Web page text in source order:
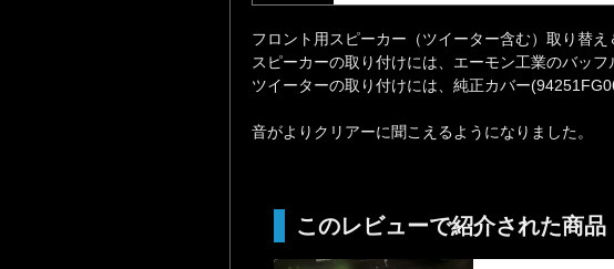
フロント用スピーカー（ツイーター含む）取り替え
スピーカーの取り付けには、エーモン工業のバッフ
ツイーターの取り付けには、純正カバー
音がよりクリアーに聞こえるようになりました。
このレビューで紹介された商品